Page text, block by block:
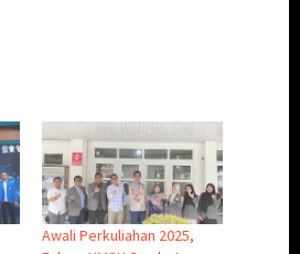
Awali Perkuliahan 2025,